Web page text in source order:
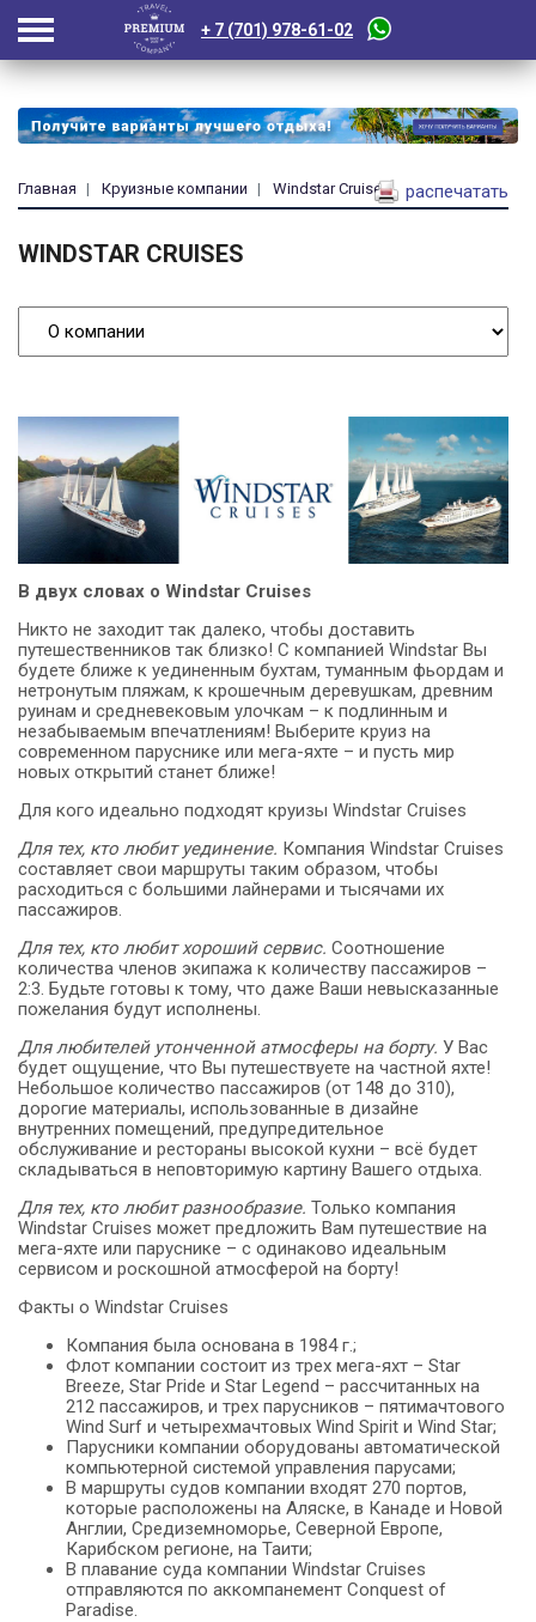
+ 7 (701) 978-61-02
Главная Круизные компании Windstar Cruises распечатать
WINDSTAR CRUISES
В двух словах о Windstar Cruises
Никто не заходит так далеко, чтобы доставить
путешественников так близко! С компанией Windstar Вы
будете ближе к уединенным бухтам, туманным фьордам и
нетронутым пляжам, к крошечным деревушкам, древним
руинам и средневековым улочкам – к подлинным и
незабываемым впечатлениям! Выберите круиз на
современном паруснике или мега-яхте – и пусть мир
новых открытий станет ближе!
Для кого идеально подходят круизы Windstar Cruises
Для тех, кто любит уединение. Компания Windstar Cruises
составляет свои маршруты таким образом, чтобы
расходиться с большими лайнерами и тысячами их
пассажиров.
Для тех, кто любит хороший сервис. Соотношение
количества членов экипажа к количеству пассажиров –
2:3. Будьте готовы к тому, что даже Ваши невысказанные
пожелания будут исполнены.
Для любителей утонченной атмосферы на борту. У Вас
будет ощущение, что Вы путешествуете на частной яхте!
Небольшое количество пассажиров (от 148 до 310),
дорогие материалы, использованные в дизайне
внутренних помещений, предупредительное
обслуживание и рестораны высокой кухни – всё будет
складываться в неповторимую картину Вашего отдыха.
Для тех, кто любит разнообразие. Только компания
Windstar Cruises может предложить Вам путешествие на
мега-яхте или паруснике – с одинаково идеальным
сервисом и роскошной атмосферой на борту!
Факты о Windstar Cruises
Компания была основана в 1984 г.;
Флот компании состоит из трех мега-яхт – Star
Breeze, Star Pride и Star Legend – рассчитанных на
212 пассажиров, и трех парусников – пятимачтового
Wind Surf и четырехмачтовых Wind Spirit и Wind Star;
Парусники компании оборудованы автоматической
компьютерной системой управления парусами;
В маршруты судов компании входят 270 портов,
которые расположены на Аляске, в Канаде и Новой
Англии, Средиземноморье, Северной Европе,
Карибском регионе, на Таити;
В плавание суда компании Windstar Cruises
отправляются по аккомпанемент Conquest of
Paradise.